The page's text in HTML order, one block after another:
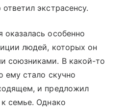
экстрасенсу.
оказалась особенно
людей, которых он
союзниками. В какой-то
ему стало скучно
и предложил
семье. Однако